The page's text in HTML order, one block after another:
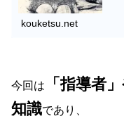
kouketsu.net
今回は
「指導者
知識であり、